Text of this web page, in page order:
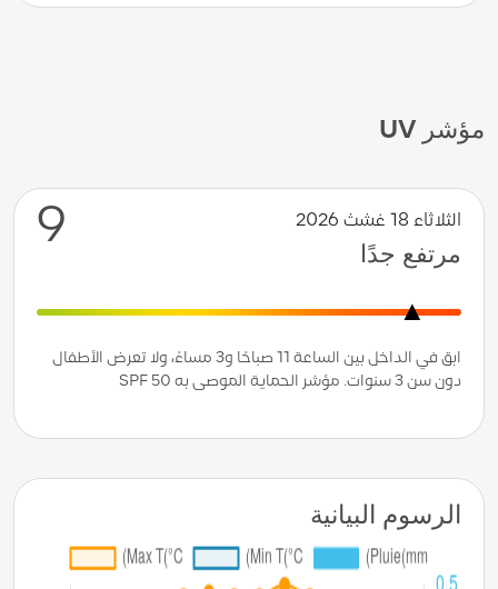
مؤشر UV
الثلاثاء 18 غشث 2026
مرتفع جدًا
9
ابق في الداخل بين الساعة 11 صباحًا و3 مساءً، ولا تعرض الأطفال
دون سن 3 سنوات. مؤشر الحماية الموصى به SPF 50
الرسوم البيانية